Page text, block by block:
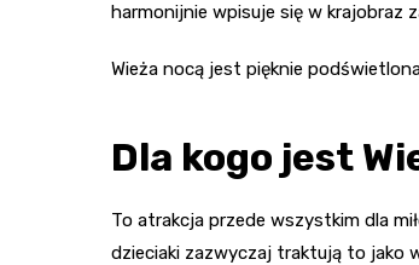
harmonijnie wpisuje się w krajobraz
Wieża nocą jest pięknie
Dla kogo jest
To atrakcja przede wszystkim dla
dzieciaki zazwyczaj traktują to jako